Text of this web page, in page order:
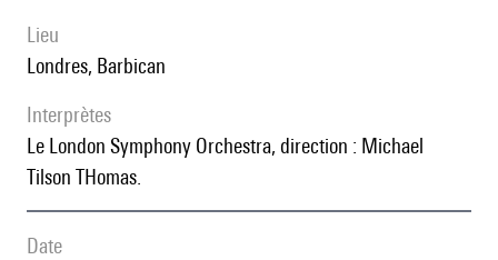
lieu
Londres, Barbican
interprètes
le London Symphony Orchestra, direction : Michael
Tilson THomas.
date